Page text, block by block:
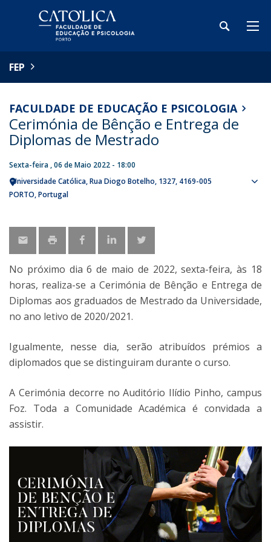
FEP
FACULDADE DE EDUCAÇÃO E PSICOLOGIA
Cerimónia de Bênção e Entrega de
Diplomas de Mestrado
Sexta-feira , 06 de Maio 2022 - 18:00
Universidade Católica Rua Diogo Botelho, 1327 4169-005
PORTO Portugal
No próximo dia 6 de maio de 2022, sexta-feira, às 18
horas, realiza-se a Cerimónia de Bênção e Entrega de
Diplomas aos graduados de Mestrado da Universidade,
no ano letivo de 2020/2021.
Igualmente, nesse dia, serão atribuídos prémios a
diplomados que se distinguiram durante o curso.
A Cerimónia decorre no Auditório Ilídio Pinho, campus
Foz. Toda a Comunidade Académica é convidada a
assistir.